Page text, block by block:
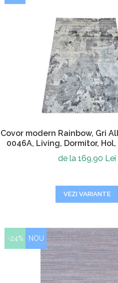
Covor modern Rainbow, Gri
0046A, Living, Dormitor, Hol,
de la 169,90 Lei
VEZI VARIANTE
-24% NOU